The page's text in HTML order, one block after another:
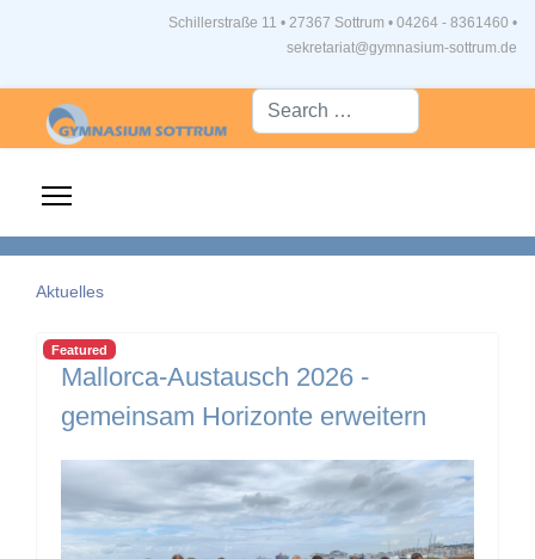
Schillerstraße 11 • 27367 Sottrum • 04264 - 8361460 •
sekretariat@gymnasium-sottrum.de
Suche...
Aktuelles
Featured
Mallorca-Austausch 2026 -
gemeinsam Horizonte erweitern